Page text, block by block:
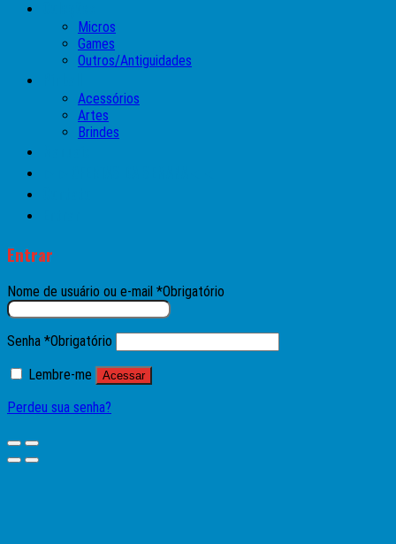
Micros
Games
Outros/Antiguidades
Acessórios
Artes
Brindes
Entrar
Nome de usuário ou e-mail *Obrigatório
Senha *Obrigatório
Lembre-me
Acessar
Perdeu sua senha?